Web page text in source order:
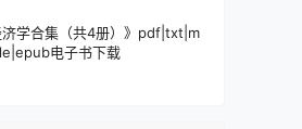
济学合集（共4册）》pdf|txt|m
电子书下载